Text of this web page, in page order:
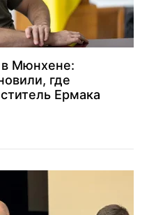
Мюнхене:
где
Ермака